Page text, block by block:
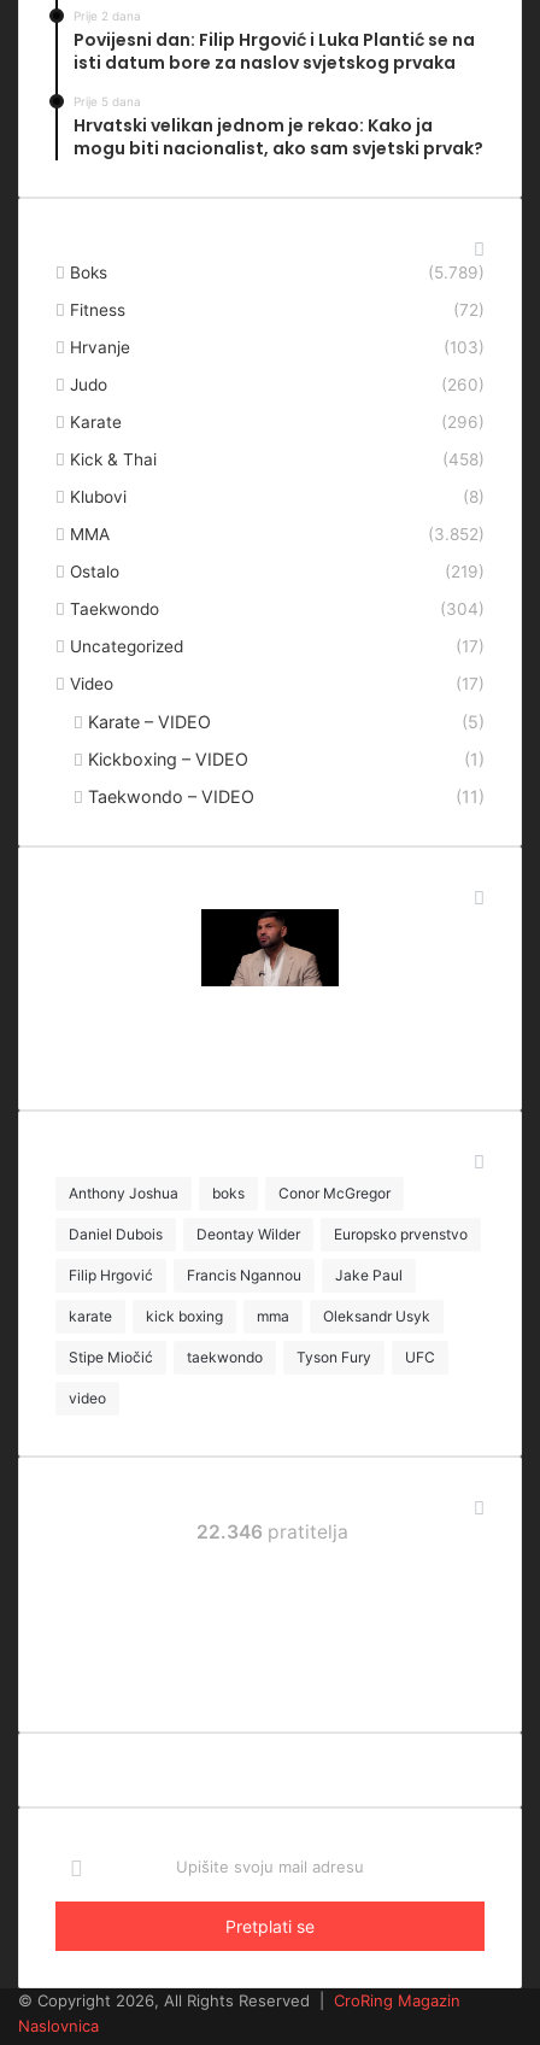
Prije 2 dana
Povijesni dan: Filip Hrgović i Luka Plantić se na
isti datum bore za naslov svjetskog prvaka
Prije 5 dana
Hrvatski velikan jednom je rekao: Kako ja
mogu biti nacionalist, ako sam svjetski prvak?
Boks
(5.789)
Fitness
(72)
Hrvanje
(103)
Judo
(260)
Karate
(296)
Kick & Thai
(458)
Klubovi
(8)
MMA
(3.852)
Ostalo
(219)
Taekwondo
(304)
Uncategorized
(17)
Video
(17)
Karate – VIDEO
(5)
Kickboxing – VIDEO
(1)
Taekwondo – VIDEO
(11)
Anthony Joshua boks Conor McGregor
Daniel Dubois Deontay Wilder Europsko prvenstvo
Filip Hrgović Francis Ngannou Jake Paul
karate kick boxing mma Oleksandr Usyk
Stipe Miočić taekwondo Tyson Fury UFC
video
22.346 pratitelja
svoju
mail
© Copyright 2026, All Rights Reserved | CroRing Magazin
Naslovnica